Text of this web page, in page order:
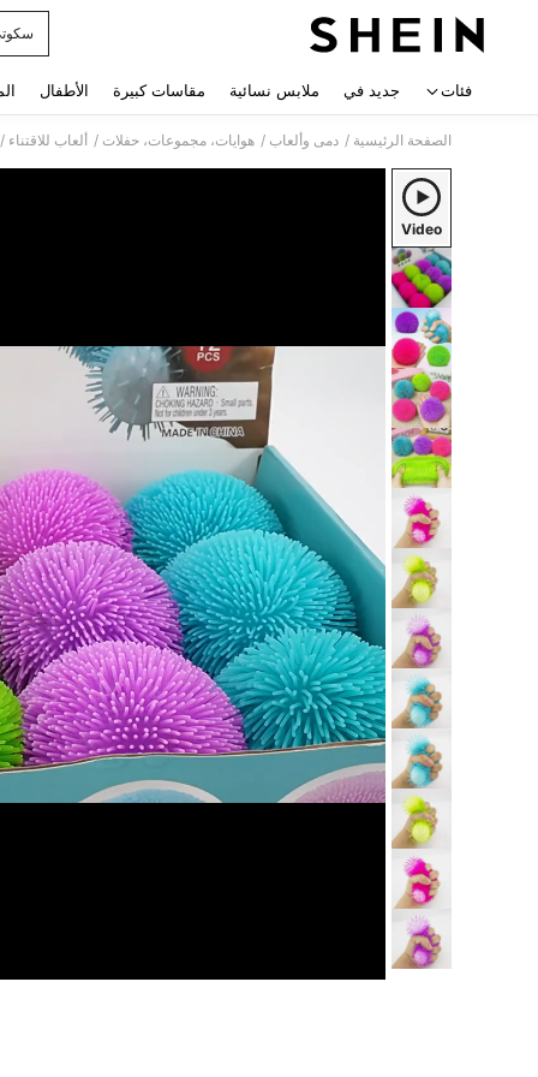
فئات جديد في ملابس نسائية مقاسات كبيرة الأطفال
الصفحة الرئيسية / دمى وألعاب / هوايات، مجموعات، حفلات / ألعاب للاقتناء /
Video